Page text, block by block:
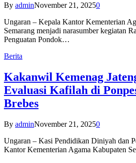
By adminNovember 21, 20250
Ungaran – Kepala Kantor Kementerian
Semarang menjadi narasumber kegiatan
Penguatan Pondok…
Berita
Kakanwil Kemenag
Evaluasi Kafilah di
Brebes
By adminNovember 21, 20250
Ungaran – Kasi Pendidikan Diniyah dan
Kantor Kementerian Agama Kabupaten